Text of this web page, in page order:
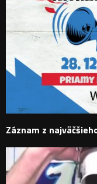
Záznam z